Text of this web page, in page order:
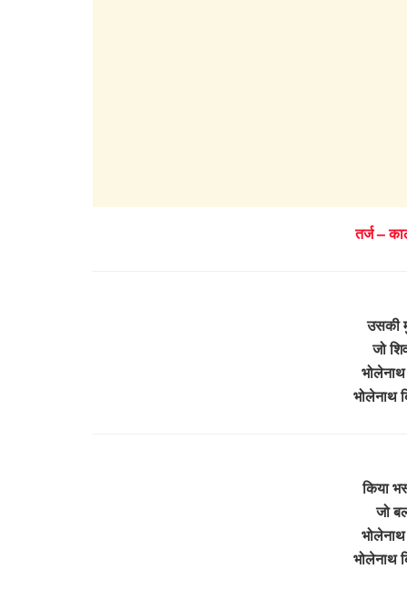
तर्ज –
उसकी
जो
भोलेनाथ
भोलेनाथ
किया
जो
भोलेनाथ
भोलेनाथ